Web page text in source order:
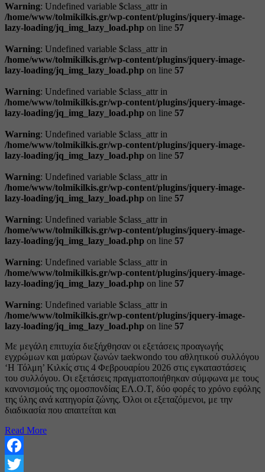
Warning: Undefined variable $class_attr in
/home/www/tolmikilkis.gr/wp-content/plugins/jquery-image-
lazy-loading/jq_img_lazy_load.php on line 57
Warning: Undefined variable $class_attr in
/home/www/tolmikilkis.gr/wp-content/plugins/jquery-image-
lazy-loading/jq_img_lazy_load.php on line 57
Warning: Undefined variable $class_attr in
/home/www/tolmikilkis.gr/wp-content/plugins/jquery-image-
lazy-loading/jq_img_lazy_load.php on line 57
Warning: Undefined variable $class_attr in
/home/www/tolmikilkis.gr/wp-content/plugins/jquery-image-
lazy-loading/jq_img_lazy_load.php on line 57
Warning: Undefined variable $class_attr in
/home/www/tolmikilkis.gr/wp-content/plugins/jquery-image-
lazy-loading/jq_img_lazy_load.php on line 57
Warning: Undefined variable $class_attr in
/home/www/tolmikilkis.gr/wp-content/plugins/jquery-image-
lazy-loading/jq_img_lazy_load.php on line 57
Warning: Undefined variable $class_attr in
/home/www/tolmikilkis.gr/wp-content/plugins/jquery-image-
lazy-loading/jq_img_lazy_load.php on line 57
Warning: Undefined variable $class_attr in
/home/www/tolmikilkis.gr/wp-content/plugins/jquery-image-
lazy-loading/jq_img_lazy_load.php on line 57
Με μεγάλη επιτυχία διεξήχθησαν οι εξετάσεις προαγωγής
εγχρώμων και μαύρων ζωνών taekwondo του αθλητικού συλλόγου
‘Η Τόλμη’ Κιλκίς στις 4 Φεβρουαρίου 2026 στις εγκαταστάσεις
του συλλόγου. Οι εξετάσεις πραγματοποιήθηκαν σύμφωνα με τους
κανονισμούς της ομοσπονδίας ΕΛ.Ο.Τ, δύο φορές το χρόνο εφόλης
της ύλης ανά κατηγορία ζώνης. Όλοι οι εξεταζόμενοι, με την
διαδικασία που απαιτείται και
Read More
Facebook